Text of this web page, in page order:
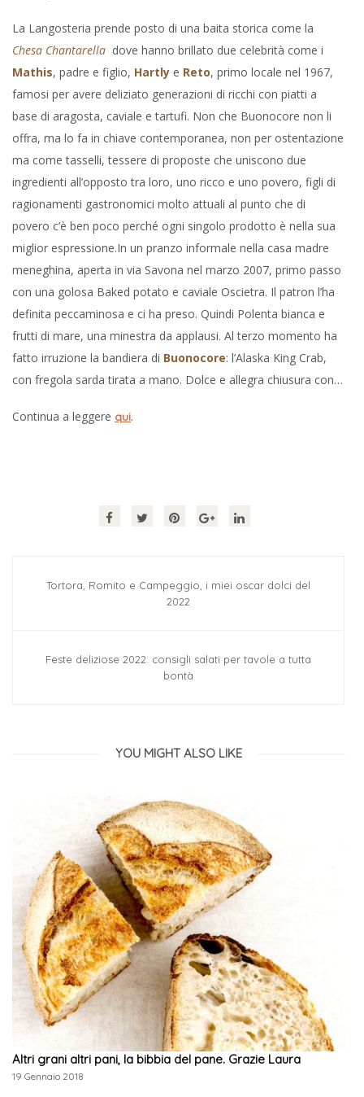
La Langosteria prende posto di una baita storica come la
Chesa Chantarella dove hanno brillato due celebrità come i
Mathis, padre e figlio, Hartly e Reto, primo locale nel 1967,
famosi per avere deliziato generazioni di ricchi con piatti a
base di aragosta, caviale e tartufi. Non che Buonocore non li
offra, ma lo fa in chiave contemporanea, non per ostentazione
ma come tasselli, tessere di proposte che uniscono due
ingredienti all’opposto tra loro, uno ricco e uno povero, figli di
ragionamenti gastronomici molto attuali al punto che di
povero c’è ben poco perché ogni singolo prodotto è nella sua
miglior espressione.In un pranzo informale nella casa madre
meneghina, aperta in via Savona nel marzo 2007, primo passo
con una golosa Baked potato e caviale Oscietra. Il patron l’ha
definita peccaminosa e ci ha preso. Quindi Polenta bianca e
frutti di mare, una minestra da applausi. Al terzo momento ha
fatto irruzione la bandiera di Buonocore: l’Alaska King Crab,
con fregola sarda tirata a mano. Dolce e allegra chiusura con…
Continua a leggere qui.
Tortora, Romito e Campeggio, i miei oscar dolci del
2022
Feste deliziose 2022: consigli salati per tavole a tutta
bontà
YOU MIGHT ALSO LIKE
Altri grani altri pani, la bibbia del pane. Grazie Laura
19 Gennaio 2018